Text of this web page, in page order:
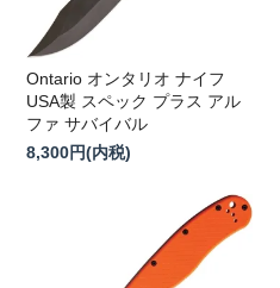
Ontario オンタリオ ナイフ
USA製 スペック プラス アル
ファ サバイバル
8,300円(内税)